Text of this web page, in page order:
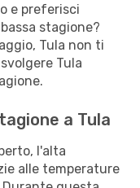
e preferisci
stagione?
Tula non ti
Tula
a Tula
l'alta
alle temperature